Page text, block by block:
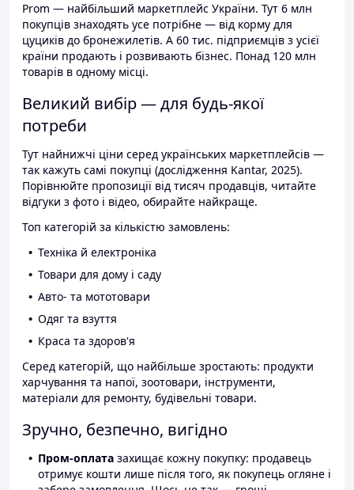
Prom — найбільший маркетплейс України. Тут 6 млн
покупців знаходять усе потрібне — від корму для
цуциків до бронежилетів. А 60 тис. підприємців з усієї
країни продають і розвивають бізнес. Понад 120 млн
товарів в одному місці.
Великий вибір — для будь-якої
потреби
Тут найнижчі ціни серед українських маркетплейсів —
так кажуть самі покупці (дослідження Kantar, 2025).
Порівнюйте пропозиції від тисяч продавців, читайте
відгуки з фото і відео, обирайте найкраще.
Топ категорій за кількістю замовлень:
Техніка й електроніка
Товари для дому і саду
Авто- та мототовари
Одяг та взуття
Краса та здоров'я
Серед категорій, що найбільше зростають: продукти
харчування та напої, зоотовари, інструменти,
матеріали для ремонту, будівельні товари.
Зручно, безпечно, вигідно
Пром-оплата захищає кожну покупку: продавець
отримує кошти лише після того, як покупець огляне і